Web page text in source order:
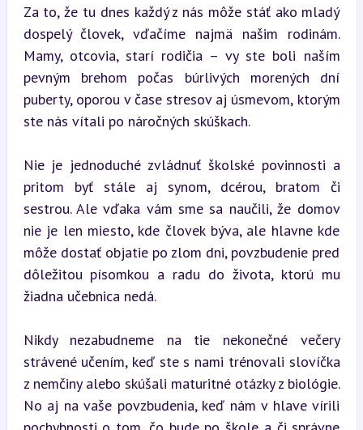
Za to, že tu dnes každý z nás môže stáť ako mladý
dospelý človek, vďačíme najmä našim rodinám.
Mamy, otcovia, starí rodičia – vy ste boli naším
pevným brehom počas búrlivých morených dní
puberty, oporou v čase stresov aj úsmevom, ktorým
ste nás vítali po náročných skúškach.
Nie je jednoduché zvládnuť školské povinnosti a
pritom byť stále aj synom, dcérou, bratom či
sestrou. Ale vďaka vám sme sa naučili, že domov
nie je len miesto, kde človek býva, ale hlavne kde
môže dostať objatie po zlom dni, povzbudenie pred
dôležitou písomkou a radu do života, ktorú mu
žiadna učebnica nedá.
Nikdy nezabudneme na tie nekonečné večery
strávené učením, keď ste s nami trénovali slovíčka
z nemčiny alebo skúšali maturitné otázky z biológie.
No aj na vaše povzbudenia, keď nám v hlave vírili